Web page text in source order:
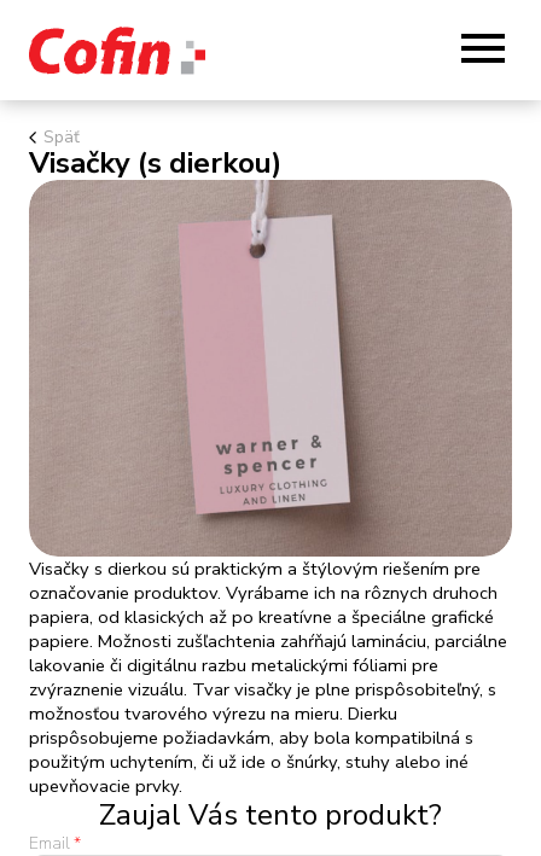
Späť
Visačky (s dierkou)
Visačky s dierkou sú praktickým a štýlovým riešením pre
označovanie produktov. Vyrábame ich na rôznych druhoch
papiera, od klasických až po kreatívne a špeciálne grafické
papiere. Možnosti zušľachtenia zahŕňajú lamináciu, parciálne
lakovanie či digitálnu razbu metalickými fóliami pre
zvýraznenie vizuálu. Tvar visačky je plne prispôsobiteľný, s
možnosťou tvarového výrezu na mieru. Dierku
prispôsobujeme požiadavkám, aby bola kompatibilná s
použitým uchytením, či už ide o šnúrky, stuhy alebo iné
upevňovacie prvky.
Zaujal Vás tento produkt?
Email